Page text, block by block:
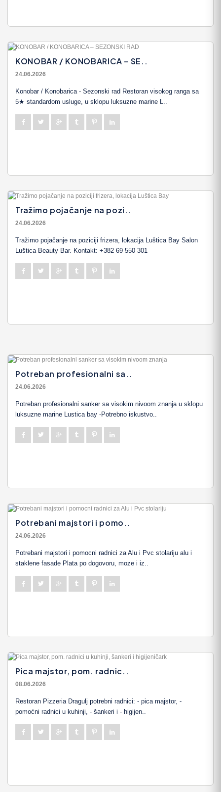
KONOBAR / KONOBARICA – SE..
24.06.2026
Konobar / Konobarica - Sezonski rad Restoran visokog ranga sa
5★ standardom usluge, u sklopu luksuzne marine L..
Tražimo pojačanje na pozi..
24.06.2026
Tražimo pojačanje na poziciji frizera, lokacija Luštica Bay Salon
Luštica Beauty Bar. Kontakt: +382 69 550 301
Potreban profesionalni sa..
24.06.2026
Potreban profesionalni sanker sa visokim nivoom znanja u sklopu
luksuzne marine Lustica bay -Potrebno iskustvo..
Potrebani majstori i pomo..
24.06.2026
Potrebani majstori i pomocni radnici za Alu i Pvc stolariju alu i
staklene fasade Plata po dogovoru, moze i iz..
Pica majstor, pom. radnic..
08.06.2026
Restoran Pizzeria Dragulj potrebni radnici: - pica majstor, -
pomoćni radnici u kuhinji, - šankeri i - higijen..